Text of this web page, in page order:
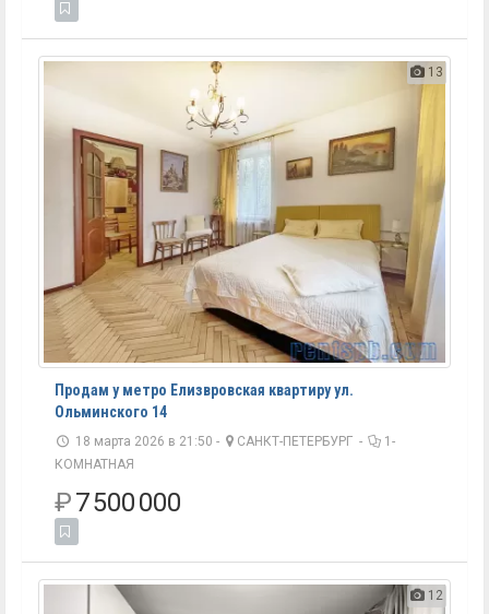
13
Продам у метро Елизвровская квартиру ул.
Ольминского 14
18 марта 2026 в 21:50 - САНКТ-ПЕТЕРБУРГ -
1-
КОМНАТНАЯ
₽7 500 000
12